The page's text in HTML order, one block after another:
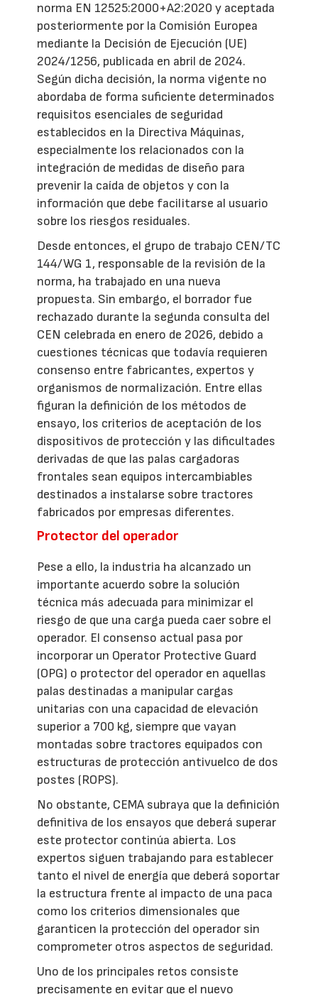
norma EN 12525:2000+A2:2020 y aceptada
posteriormente por la Comisión Europea
mediante la Decisión de Ejecución (UE)
2024/1256, publicada en abril de 2024.
Según dicha decisión, la norma vigente no
abordaba de forma suficiente determinados
requisitos esenciales de seguridad
establecidos en la Directiva Máquinas,
especialmente los relacionados con la
integración de medidas de diseño para
prevenir la caída de objetos y con la
información que debe facilitarse al usuario
sobre los riesgos residuales.
Desde entonces, el grupo de trabajo CEN/TC
144/WG 1, responsable de la revisión de la
norma, ha trabajado en una nueva
propuesta. Sin embargo, el borrador fue
rechazado durante la segunda consulta del
CEN celebrada en enero de 2026, debido a
cuestiones técnicas que todavía requieren
consenso entre fabricantes, expertos y
organismos de normalización. Entre ellas
figuran la definición de los métodos de
ensayo, los criterios de aceptación de los
dispositivos de protección y las dificultades
derivadas de que las palas cargadoras
frontales sean equipos intercambiables
destinados a instalarse sobre tractores
fabricados por empresas diferentes.
Protector del operador
Pese a ello, la industria ha alcanzado un
importante acuerdo sobre la solución
técnica más adecuada para minimizar el
riesgo de que una carga pueda caer sobre el
operador. El consenso actual pasa por
incorporar un Operator Protective Guard
(OPG) o protector del operador en aquellas
palas destinadas a manipular cargas
unitarias con una capacidad de elevación
superior a 700 kg, siempre que vayan
montadas sobre tractores equipados con
estructuras de protección antivuelco de dos
postes (ROPS).
No obstante, CEMA subraya que la definición
definitiva de los ensayos que deberá superar
este protector continúa abierta. Los
expertos siguen trabajando para establecer
tanto el nivel de energía que deberá soportar
la estructura frente al impacto de una paca
como los criterios dimensionales que
garanticen la protección del operador sin
comprometer otros aspectos de seguridad.
Uno de los principales retos consiste
precisamente en evitar que el nuevo